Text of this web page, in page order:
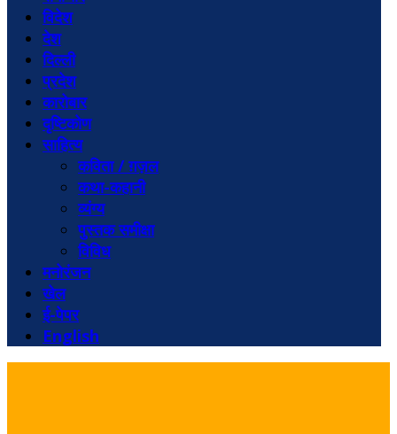
विदेश
देश
दिल्ली
प्रदेश
कारोबार
दृष्टिकोण
साहित्य
कविता / ग़ज़ल
कथा-कहानी
व्यंग्य
पुस्तक समीक्षा
विविध
मनोरंजन
खेल
ई-पेपर
English